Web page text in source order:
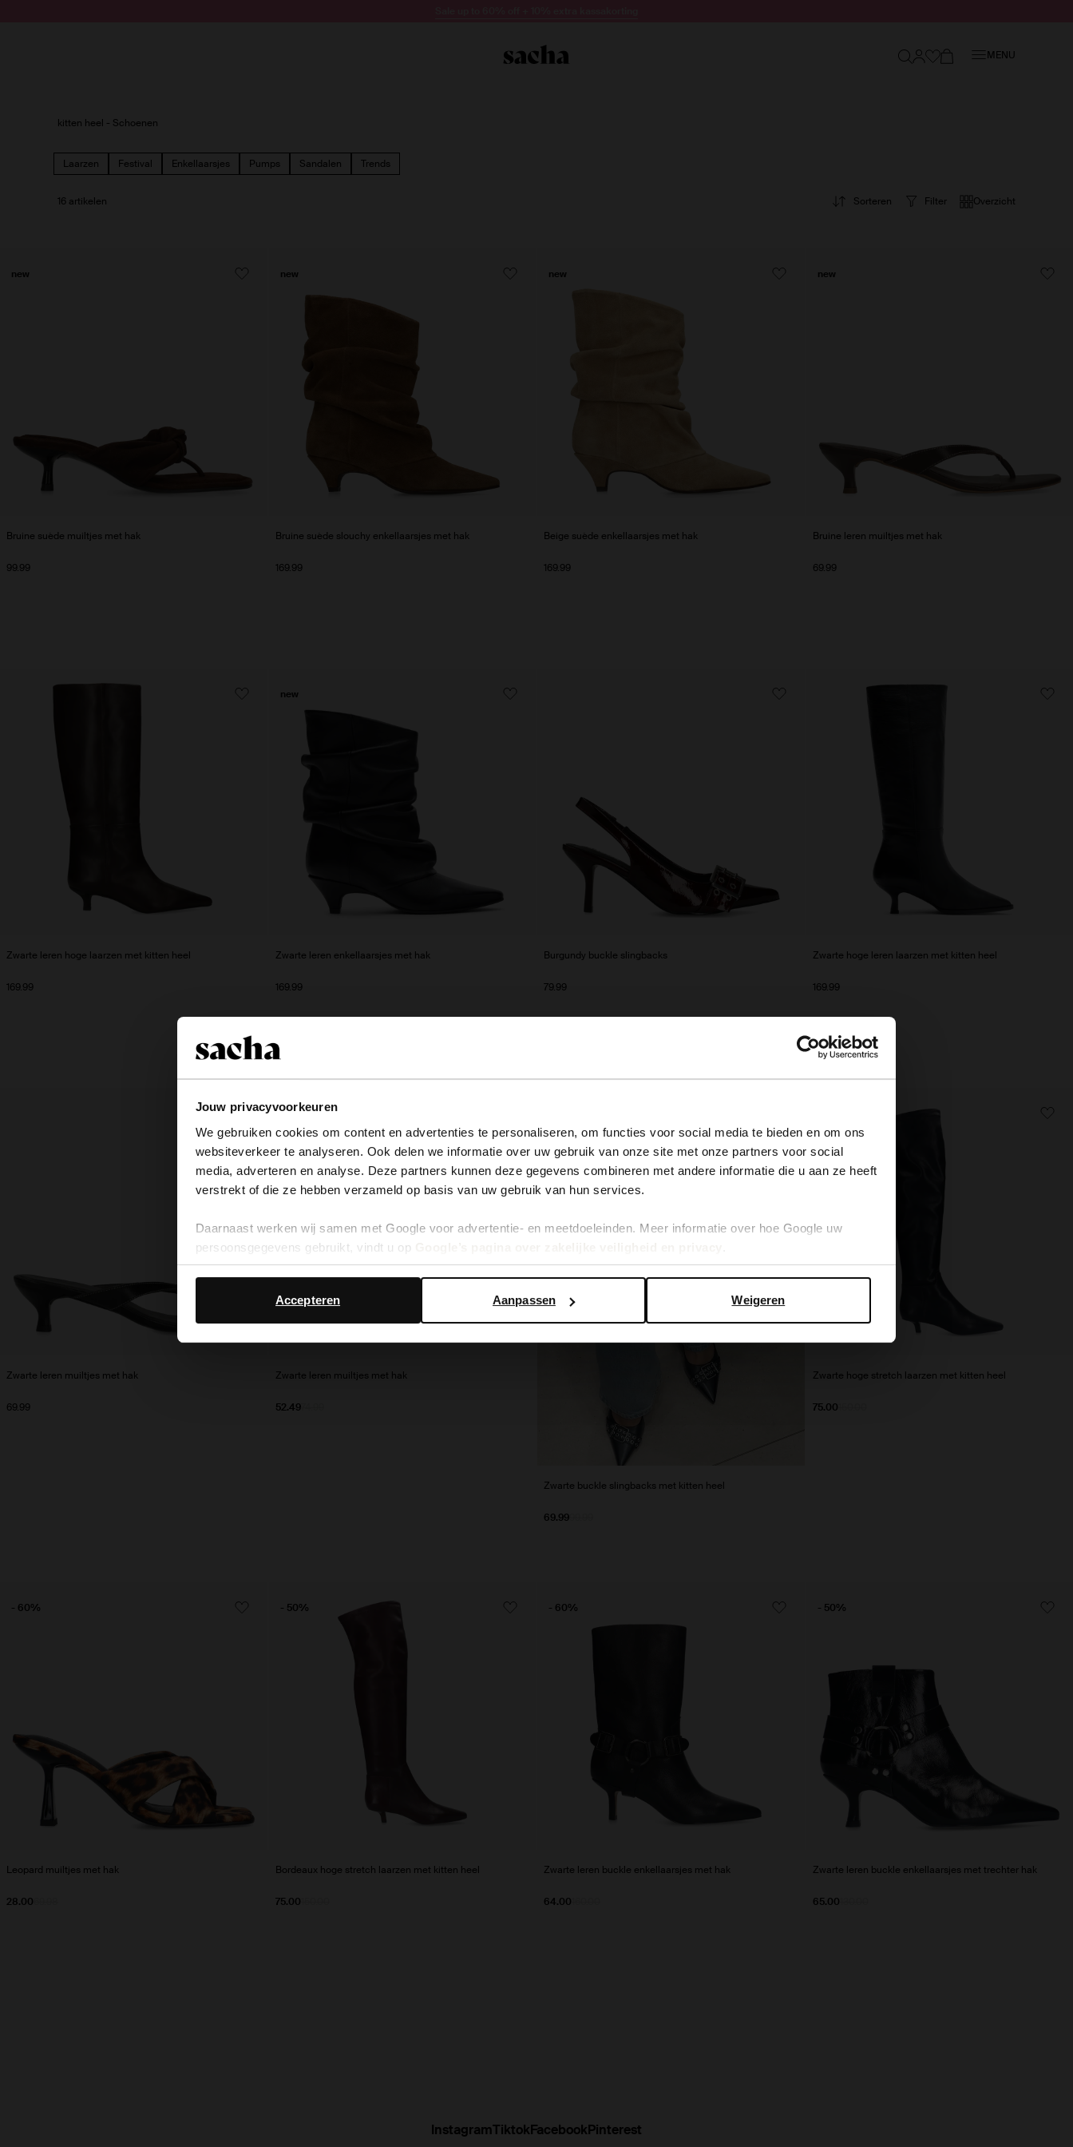
Jouw privacyvoorkeuren
We gebruiken cookies om content en advertenties te personaliseren, om functies voor social media te bieden en om ons
websiteverkeer te analyseren. Ook delen we informatie over uw gebruik van onze site met onze partners voor social
media, adverteren en analyse. Deze partners kunnen deze gegevens combineren met andere informatie die u aan ze heeft
verstrekt of die ze hebben verzameld op basis van uw gebruik van hun services.
Daarnaast werken wij samen met Google voor advertentie- en meetdoeleinden. Meer informatie over hoe Google uw
persoonsgegevens gebruikt, vindt u op
Weigeren
Aanpassen
Accepteren
MENU
kitten heel - Schoenen
Laarzen Festival Enkellaarsjes Pumps Sandalen Trends
Filter Overzicht
16 artikelen Sorteren
Bruine suède muiltjes met hak
99.99
new
Bruine suède slouchy enkellaarsjes met hak
169.99
new
Beige suède enkellaarsjes met hak
169.99
new
Bruine leren muiltjes met hak
69.99
new
Zwarte leren hoge laarzen met kitten heel
169.99
Zwarte leren enkellaarsjes met hak
169.99
new
Burgundy buckle slingbacks
79.99
Zwarte hoge leren laarzen met kitten heel
169.99
Zwarte leren muiltjes met hak
69.99
Zwarte leren muiltjes met hak
74.99
52.49
- 30%
Zwarte buckle slingbacks met kitten heel
69.99
Zwarte hoge stretch laarzen met kitten heel
75.00
Leopard muiltjes met hak
28.00
- 60%
Bordeaux hoge stretch laarzen met kitten heel
75.00
- 50%
Zwarte leren buckle enkellaarsjes met hak
64.00
- 60%
Zwarte leren buckle enkellaarsjes met trechter hak
65.00
- 50%
InstagramTiktokFacebookPinterest
View this website in English?
It looks like your language isn't Dutch. Would you like to
switch to English?
Yes, switch to English No, stay in Dutch